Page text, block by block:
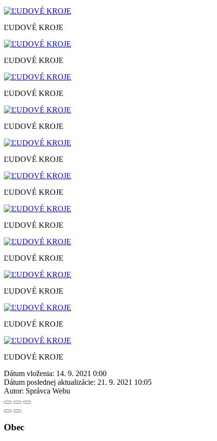
ĽUDOVÉ KROJE
ĽUDOVÉ KROJE
ĽUDOVÉ KROJE
ĽUDOVÉ KROJE
ĽUDOVÉ KROJE
ĽUDOVÉ KROJE
ĽUDOVÉ KROJE
ĽUDOVÉ KROJE
ĽUDOVÉ KROJE
ĽUDOVÉ KROJE
ĽUDOVÉ KROJE
Dátum vloženia: 14. 9. 2021 0:00
Dátum poslednej aktualizácie: 21. 9. 2021 10:05
Autor: Správca Webu
Obec